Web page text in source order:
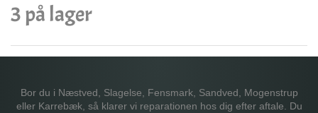
3 på lager
Bor du i Næstved, Slagelse, Fensmark, Sandved, Mogenstrup
eller Karrebæk, så klarer vi reparationen hos dig efter aftale. Du